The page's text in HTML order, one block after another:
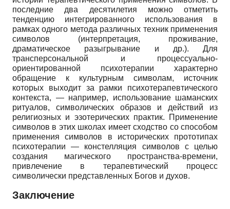
последние два десятилетия можно отметить
тенденцию интегрированного использования в
рамках одного метода различных техник применения
символов (интерпретация, проживание,
драматическое разыгрывание и др.). Для
трансперсональной и процессуально-
ориентированной психотерапии характерно
обращение к культурным символам, источник
которых выходит за рамки психотерапевтического
контекста, — например, использование шаманских
ритуалов, символических образов и действий из
религиозных и эзотерических практик. Применение
символов в этих школах имеет сходство со способом
применения символов в исторических прототипах
психотерапии — констелляция символов с целью
создания магического пространства-времени,
привлечение в терапевтический процесс
символически представленных Богов и духов.
Заключение